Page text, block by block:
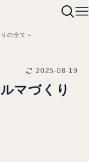
の全て～
2025-08-19
マづくり